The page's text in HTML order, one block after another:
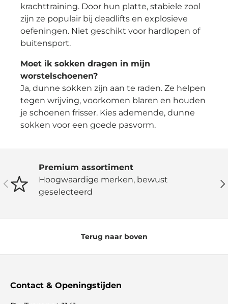
krachttraining. Door hun platte, stabiele zool
zijn ze populair bij deadlifts en explosieve
oefeningen. Niet geschikt voor hardlopen of
buitensport.
Moet ik sokken dragen in mijn
worstelschoenen?
Ja, dunne sokken zijn aan te raden. Ze helpen
tegen wrijving, voorkomen blaren en houden
je schoenen frisser. Kies ademende, dunne
sokken voor een goede pasvorm.
Vorige
Premium assortiment
Hoogwaardige merken, bewust
geselecteerd
Terug naar boven
Contact & Openingstijden